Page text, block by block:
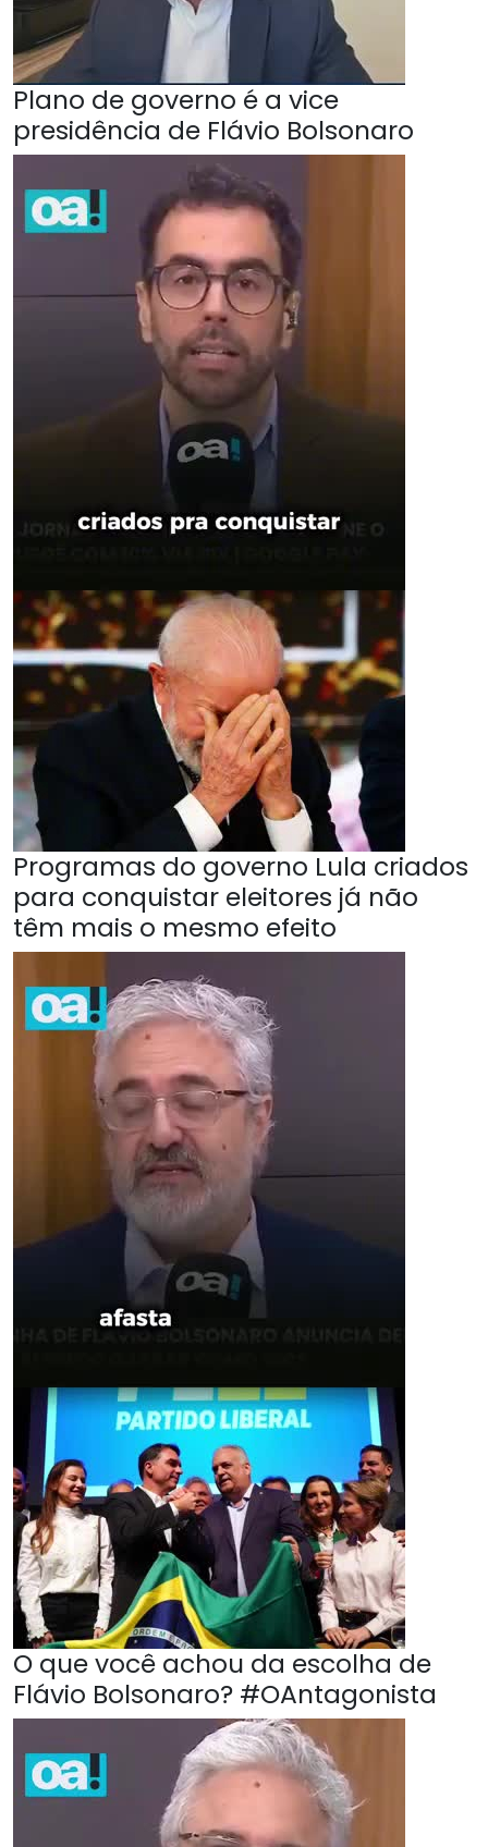
Plano de governo é a vice
presidência de Flávio Bolsonaro
Programas do governo Lula criados
para conquistar eleitores já não
têm mais o mesmo efeito
O que você achou da escolha de
Flávio Bolsonaro? #OAntagonista